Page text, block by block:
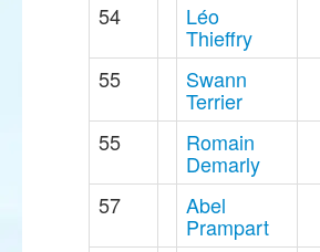
54 Léo
Thieffry
55 Swann
Terrier
55 Romain
Demarly
57 Abel
Prampart